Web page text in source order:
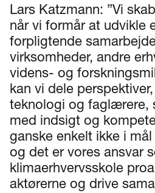
Lars Katzmann: ”Vi
når vi formår at udvikle
forpligtende
virksomheder, andre
videns- og
kan vi dele
teknologi og faglærere,
med indsigt og
ganske enkelt ikke i
og det er vores ansvar
klimaerhvervsskole
aktørerne og drive